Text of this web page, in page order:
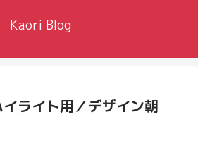
Kaori Blog
ライト用／デザイン朝